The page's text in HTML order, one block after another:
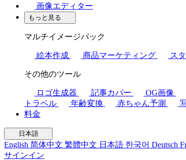
画像エディター
もっと見る
マルチイメージパック
絵本作成 商品マーケティング ス
その他のツール
ロゴ生成器 記事カバー OG画像
トラベル
年齢変換 赤ちゃん予測
料金
日本語
English 简体中文 繁體中文 日本語 한국어 Deutsch
サインイン